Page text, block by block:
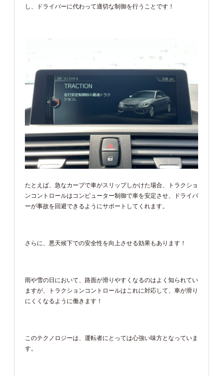
し、ドライバーに代わって適切な制御を行うことです！
たとえば、急なカーブで車がスリップしかけた場合、トラクショ
ンコントロールはコンピューター制御で車を安定させ、ドライバ
ーが事故を回避できるようにサポートしてくれます。
さらに、悪天候下での安全性を向上させる効果もあります！
雨や雪の日において、路面が滑りやすくなるのはよく知られてい
ますが、トラクションコントロールはこれに対応して、車が滑り
にくくなるように働きます！
このテクノロジーは、運転者にとっては心強い味方となっていま
す。